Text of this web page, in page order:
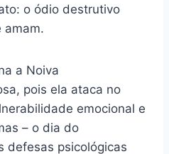
o ódio destrutivo
amam.
a Noiva
pois ela ataca no
emocional e
– o dia do
defesas psicológicas